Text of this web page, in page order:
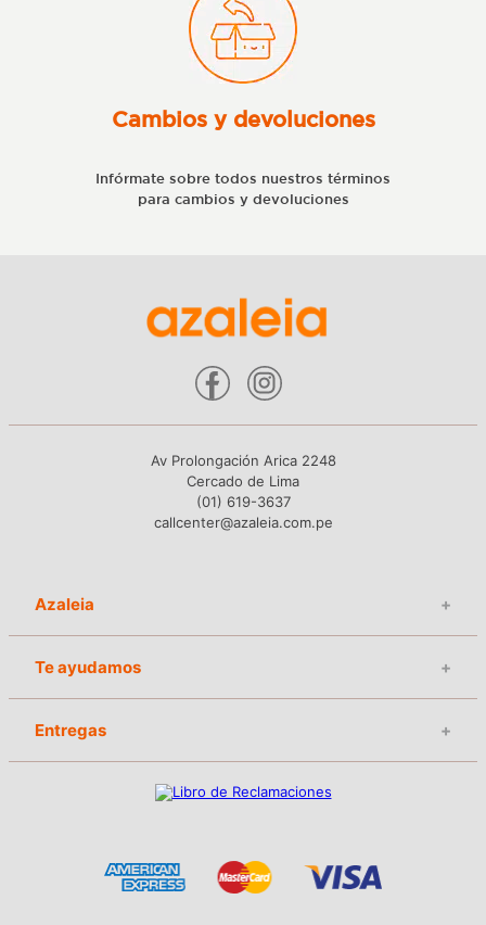
Cambios y devoluciones
Infórmate sobre todos nuestros términos
para cambios y devoluciones
Av Prolongación Arica 2248
Cercado de Lima
(01) 619-3637
callcenter@azaleia.com.pe
Azaleia +
Te ayudamos +
Entregas +